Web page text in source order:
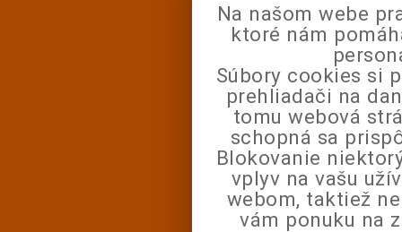
Na našom webe
ktoré nám
Súbory cookies si
prehliadači na
tomu webová
schopná sa
Blokovanie
vplyv na vašu
webom, taktiež
vám ponuku na